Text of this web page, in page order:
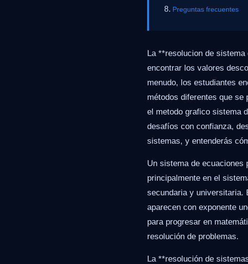
Preguntas frecuentes
La **resolucion de
encontrar los valores
menudo, los estudiantes
métodos diferentes que se
el metodo grafico sistema
desafíos con confianza,
sistemas, y entenderás
Un sistema de ecuaciones
principalmente en el
secundaria y universitaria.
aparecen con exponente
para progresar en
resolución de problemas.
La **resolución de